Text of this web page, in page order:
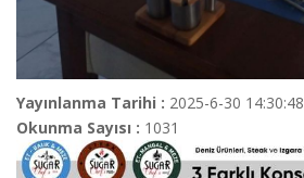
Yayınlanma Tarihi : 2025-6-30 14:30:48
Okunma Sayısı : 1031